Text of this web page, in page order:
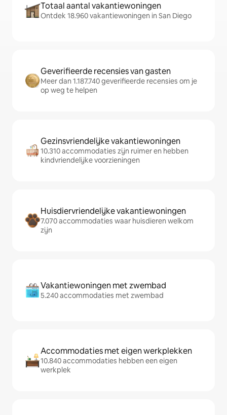
Totaal aantal vakantiewoningen
Ontdek 18.960 vakantiewoningen in San Diego
Geverifieerde recensies van gasten
Meer dan 1.187.740 geverifieerde recensies om je
op weg te helpen
Gezinsvriendelijke vakantiewoningen
10.310 accommodaties zijn ruimer en hebben
kindvriendelijke voorzieningen
Huisdiervriendelijke vakantiewoningen
7.070 accommodaties waar huisdieren welkom
zijn
Vakantiewoningen met zwembad
5.240 accommodaties met zwembad
Accommodaties met eigen werkplekken
10.840 accommodaties hebben een eigen
werkplek